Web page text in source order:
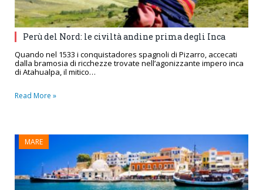
Perù del Nord: le civiltà andine prima degli Inca
Quando nel 1533 i conquistadores spagnoli di Pizarro, accecati
dalla bramosia di ricchezze trovate nell’agonizzante impero inca
di Atahualpa, il mitico…
Read More »
MARE